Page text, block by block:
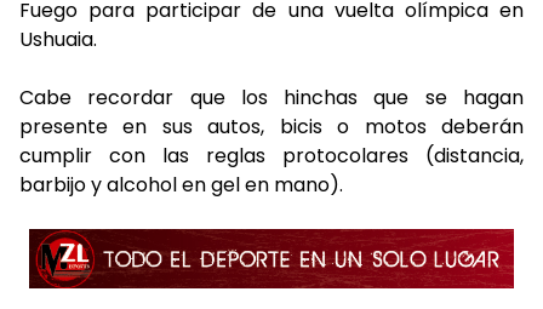
Fuego para participar de una vuelta olímpica en
Ushuaia.
Cabe recordar que los hinchas que se hagan
presente en sus autos, bicis o motos deberán
cumplir con las reglas protocolares (distancia,
barbijo y alcohol en gel en mano).